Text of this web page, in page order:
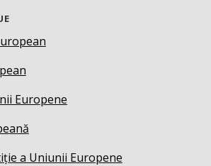
Europene
a Uniunii Europene